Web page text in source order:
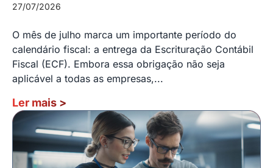
27/07/2026
O mês de julho marca um importante período do
calendário fiscal: a entrega da Escrituração Contábil
Fiscal (ECF). Embora essa obrigação não seja
aplicável a todas as empresas,...
Ler mais >